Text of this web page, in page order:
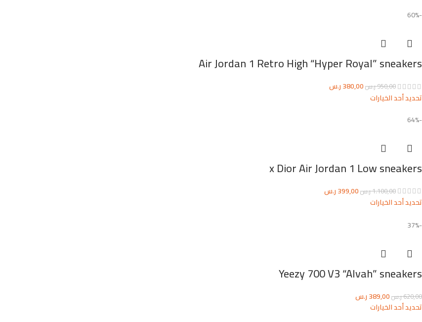
-60%
Air Jordan 1 Retro High “Hyper Royal” sneakers
950,00ر.س380,00ر.س
تحديد أحد الخيارات
-64%
x Dior Air Jordan 1 Low sneakers
1.100,00ر.س399,00ر.س
تحديد أحد الخيارات
-37%
Yeezy 700 V3 “Alvah” sneakers
620,00ر.س389,00ر.س
تحديد أحد الخيارات